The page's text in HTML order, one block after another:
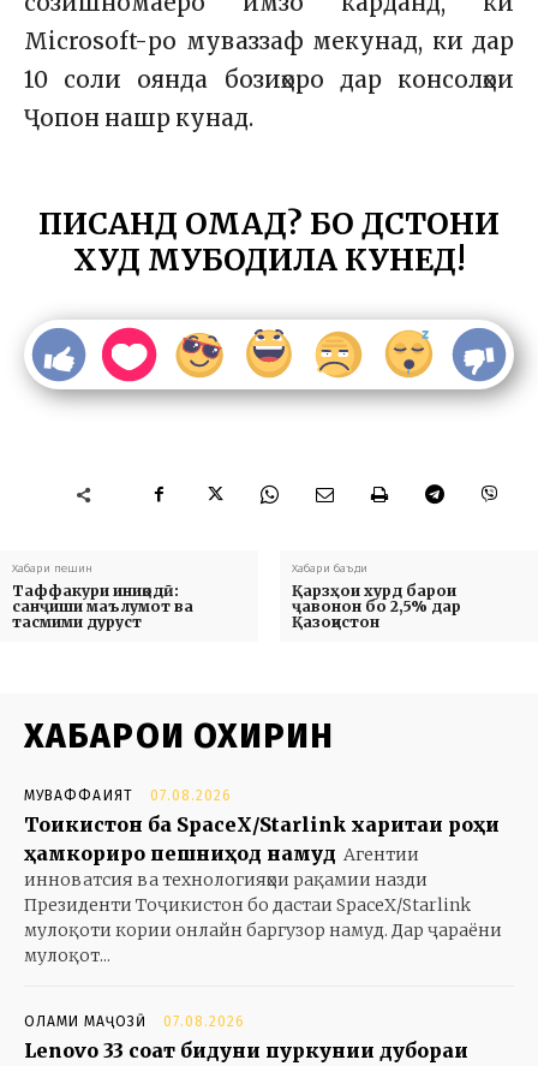
Microsoft-ро муваззаф мекунад, ки дар
10 соли оянда бозиҳоро дар консолҳои
Ҷопон нашр кунад.
ПИСАНД ОМАД? БО ДӮСТОНИ
ХУД МУБОДИЛА КУНЕД!
Хабари пешин
Таффакури иниқодӣ:
санҷиши маълумот ва
тасмими дуруст
Хабари баъди
Қарзҳои хурд барои
ҷавонон бо 2,5% дар
Қазоқистон
ХАБАРҲОИ ОХИРИН
МУВАФФАҚИЯТ 07.08.2026
Тоҷикистон ба SpaceX/Starlink харитаи роҳи
ҳамкориро пешниҳод намуд Агентии
инноватсия ва технологияҳои рақамии назди
Президенти Тоҷикистон бо дастаи SpaceX/Starlink
мулоқоти кории онлайн баргузор намуд. Дар ҷараёни
мулоқот...
ОЛАМИ МАҶОЗӢ 07.08.2026
Lenovo 33 соат бидуни пуркунии дубораи